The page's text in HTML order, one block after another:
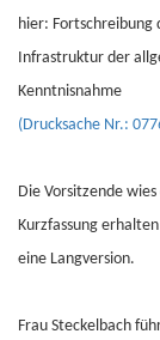
hier: Fortschreibung
Infrastruktur der
Kenntnisnahme
(Drucksache Nr.:
Die Vorsitzende
Kurzfassung
eine Langversion.
Frau Steckelbach